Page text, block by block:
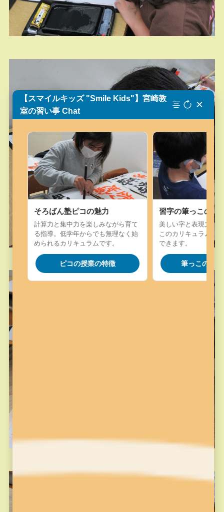
【スマイルキッズ "Smile Kids"】宮崎教
室の習い事 Chat
×
そろばん塾ピコの魅力
計算力と集中力を楽しみながら育て
る指導。低学年からでも無理なく始
められるカリキュラムです。
ピコの授業の特徴
習字の筆っこの魅
美しい字と表現力を
このカリキュラム。
できます。
筆っこの授